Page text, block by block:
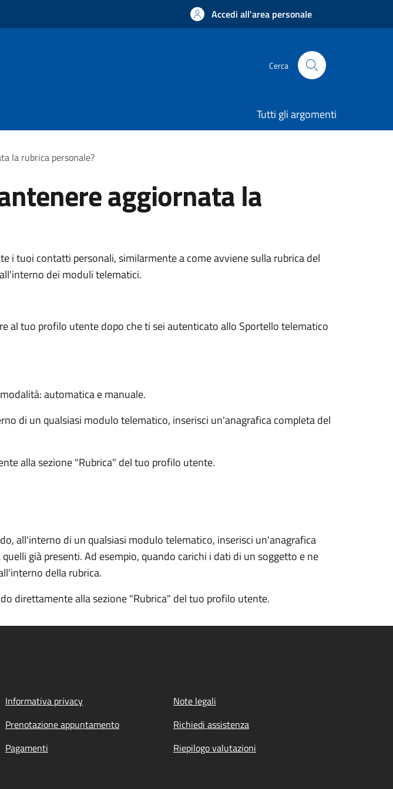
Accedi all'area personale
Cerca
Tutti gli argomenti
la rubrica personale?
aggiornata la
i tuoi contatti personali, similarmente a come avviene sulla rubrica del
dei moduli telematici.
al tuo profilo utente dopo che ti sei autenticato allo Sportello telematico
automatica e manuale.
di un qualsiasi modulo telematico, inserisci un'anagrafica completa del
alla sezione "Rubrica" del tuo profilo utente.
all'interno di un qualsiasi modulo telematico, inserisci un'anagrafica
già presenti. Ad esempio, quando carichi i dati di un soggetto e ne
della rubrica.
direttamente alla sezione "Rubrica" del tuo profilo utente.
Informativa privacy
Note legali
Prenotazione appuntamento
Richiedi assistenza
Pagamenti
Riepilogo valutazioni